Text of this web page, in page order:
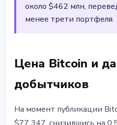
около $462 млн,
менее трети портфеля.
Цена Bitcoin и
добытчиков
На момент публикации